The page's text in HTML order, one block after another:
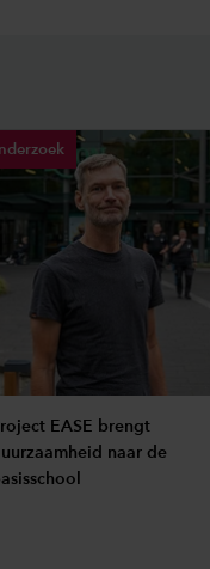
EASE brengt
naar de